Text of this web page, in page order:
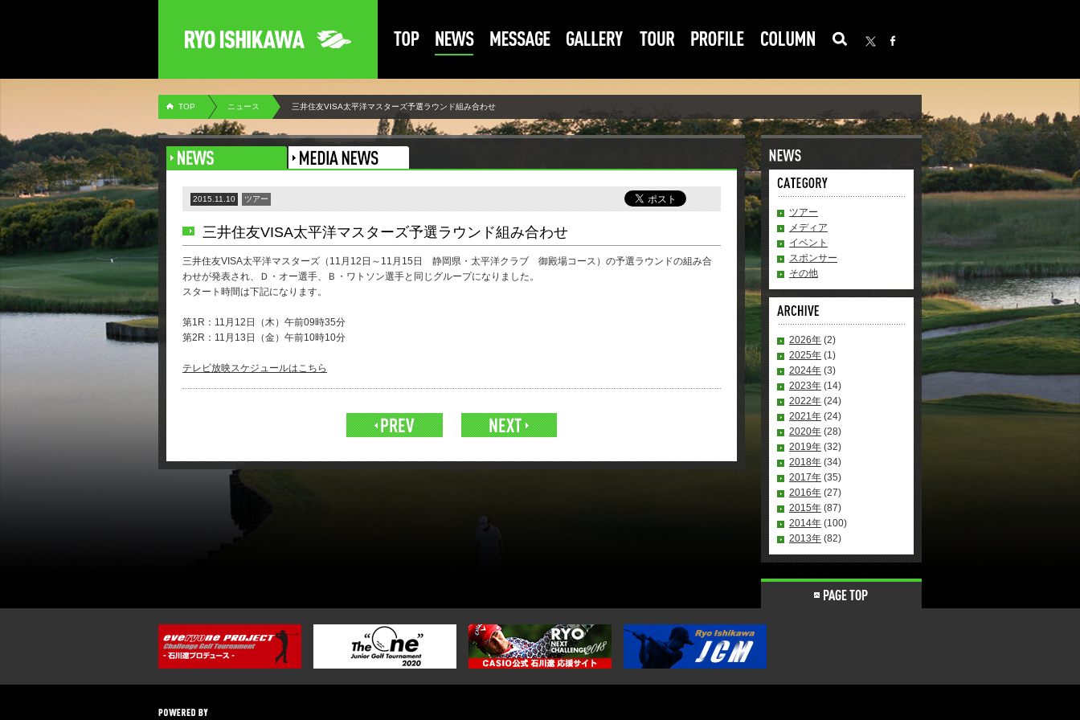
TOP ニュース 三井住友VISA太平洋マスターズ予選ラウンド組み合わせ
2015.11.10 ツアー
三井住友VISA太平洋マスターズ予選ラウンド組み合わせ
三井住友VISA太平洋マスターズ（11月12日～11月15日 静岡県・太平洋クラブ 御殿場コース）の予選ラウンドの組み合
わせが発表され、Ｄ・オー選手、Ｂ・ワトソン選手と同じグループになりました。
スタート時間は下記になります。
第1R：11月12日（木）午前09時35分
第2R：11月13日（金）午前10時10分
テレビ放映スケジュールはこちら
ツアー
メディア
イベント
スポンサー
その他
2026年 (2)
2025年 (1)
2024年 (3)
2023年 (14)
2022年 (24)
2021年 (24)
2020年 (28)
2019年 (32)
2018年 (34)
2017年 (35)
2016年 (27)
2015年 (87)
2014年 (100)
2013年 (82)